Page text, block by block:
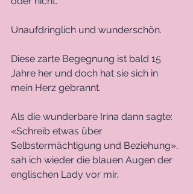
Unaufdringlich und wunderschön.
Diese zarte Begegnung ist bald 15
Jahre her und doch hat sie sich in
mein Herz gebrannt.
Als die wunderbare Irina dann sagte:
«Schreib etwas über
Selbstermächtigung und Beziehung»,
sah ich wieder die blauen Augen der
englischen Lady vor mir.